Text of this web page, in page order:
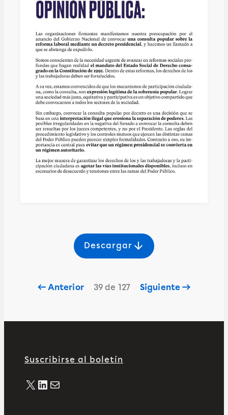
Descargar arrow_downward
← Anterior 39 de 127 Siguiente →
Suscribirse al boletín
X LinkedIn Correo electrónico